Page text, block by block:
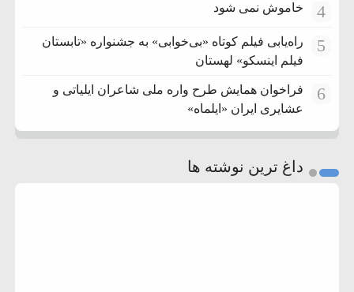
4 خاموش نمی شود
5
راه‌یابی فیلم کوتاه «بی‌خوابی» به جشنواره «تابستان
فیلم اینسکو» لهستان
6
فراخوان همایش طرح واره ملی شاعران ایلیاتی و
عشایری ایران «ایلماه»
داغ ترین نوشته ها